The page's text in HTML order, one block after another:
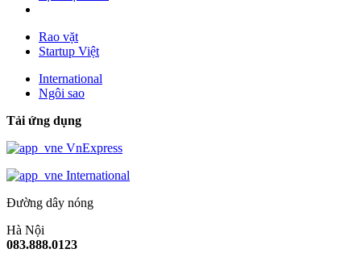
Rao vặt
Startup Việt
International
Ngôi sao
Tải ứng dụng
VnExpress
International
Đường dây nóng
Hà Nội
083.888.0123